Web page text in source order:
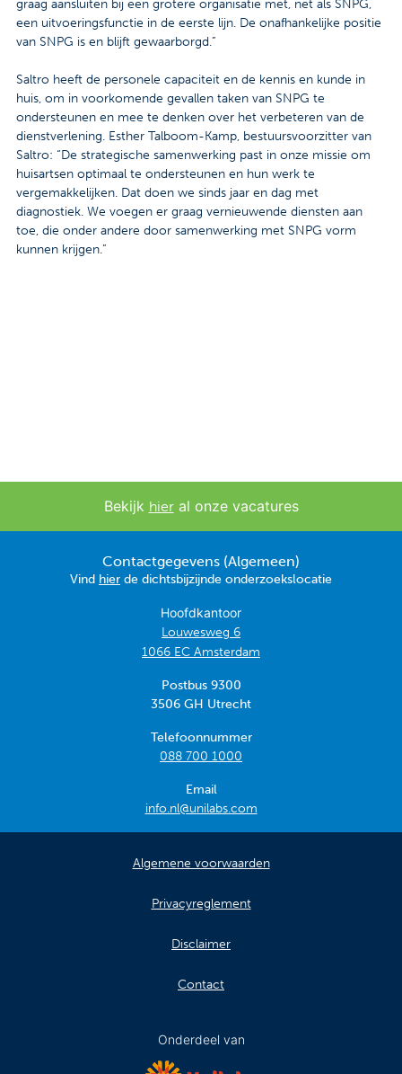
Afspraak maken
Locaties
Praktische informatie
Onderzoeken
Trombosedienst
graag aansluiten bij een grotere organisatie met, net als SNPG,
een uitvoeringsfunctie in de eerste lijn. De onafhankelijke positie
van SNPG is en blijft gewaarborgd.”
Saltro heeft de personele capaciteit en de kennis en kunde in
huis, om in voorkomende gevallen taken van SNPG te
ondersteunen en mee te denken over het verbeteren van de
dienstverlening. Esther Talboom-Kamp, bestuursvoorzitter van
Saltro: “De strategische samenwerking past in onze missie om
huisartsen optimaal te ondersteunen en hun werk te
vergemakkelijken. Dat doen we sinds jaar en dag met
diagnostiek. We voegen er graag vernieuwende diensten aan
toe, die onder andere door samenwerking met SNPG vorm
kunnen krijgen.”
Bekijk hieral onze vacatures
Contactgegevens (Algemeen)
Vind hier de dichtsbijzijnde onderzoekslocatie
Hoofdkantoor
Louwesweg 6
1066 EC Amsterdam
Postbus 9300
3506 GH Utrecht
Telefoonnummer
088 700 1000
Email
info.nl@unilabs.com
Algemene voorwaarden
Privacyreglement
Disclaimer
Contact
Onderdeel van